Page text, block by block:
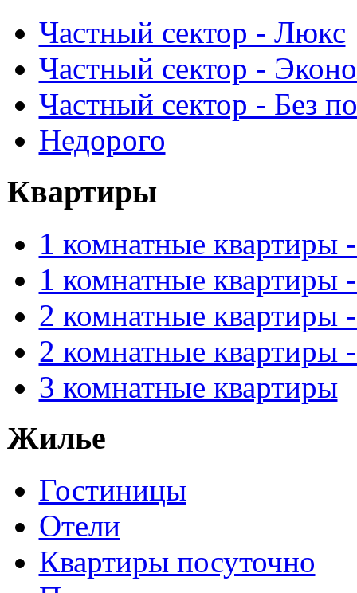
Частный сектор - Люкс
Частный сектор -
Частный сектор - Без
Недорого
Квартиры
1 комнатные квартиры
1 комнатные квартиры
2 комнатные квартиры
2 комнатные квартиры
3 комнатные квартиры
Жилье
Гостиницы
Отели
Квартиры посуточно